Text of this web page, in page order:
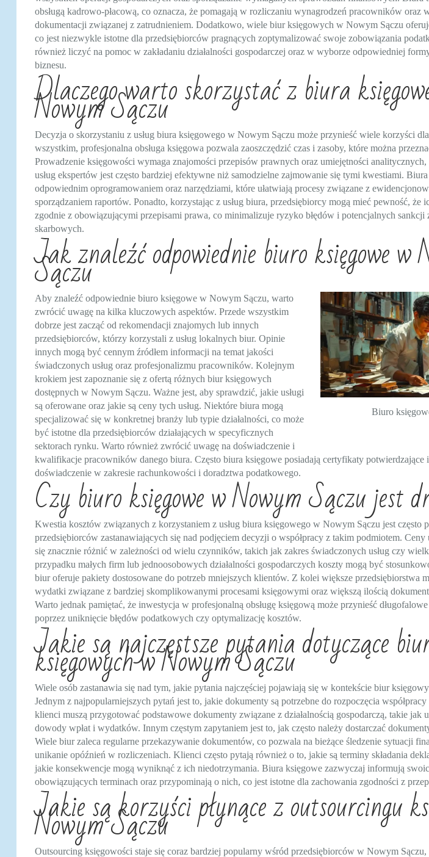
obsługą kadrowo-płacową, co oznacza, że pomagają w rozliczaniu wynagrodzeń pracowników oraz
dokumentacji związanej z zatrudnieniem. Dodatkowo, wiele biur księgowych w Nowym Sączu
co jest niezwykle istotne dla przedsiębiorców pragnących zoptymalizować swoje zobowiązania
również liczyć na pomoc w zakładaniu działalności gospodarczej oraz w wyborze odpowiedniej
biznesu.
Dlaczego warto skorzystać z biura
Nowym Sączu
Decyzja o skorzystaniu z usług biura księgowego w Nowym Sączu może przynieść wiele korzyści
wszystkim, profesjonalna obsługa księgowa pozwala zaoszczędzić czas i zasoby, które można
Prowadzenie księgowości wymaga znajomości przepisów prawnych oraz umiejętności
usług ekspertów jest często bardziej efektywne niż samodzielne zajmowanie się tymi kwestiami.
odpowiednim oprogramowaniem oraz narzędziami, które ułatwiają procesy związane z
sporządzaniem raportów. Ponadto, korzystając z usług biura, przedsiębiorcy mogą mieć pewność, że
zgodnie z obowiązującymi przepisami prawa, co minimalizuje ryzyko błędów i potencjalnych sankcji
skarbowych.
Jak znaleźć odpowiednie biuro księgowe w
Sączu
Biuro
Aby znaleźć odpowiednie biuro księgowe w Nowym Sączu, warto
zwrócić uwagę na kilka kluczowych aspektów. Przede wszystkim
dobrze jest zacząć od rekomendacji znajomych lub innych
przedsiębiorców, którzy korzystali z usług lokalnych biur. Opinie
innych mogą być cennym źródłem informacji na temat jakości
świadczonych usług oraz profesjonalizmu pracowników. Kolejnym
krokiem jest zapoznanie się z ofertą różnych biur księgowych
dostępnych w Nowym Sączu. Ważne jest, aby sprawdzić, jakie usługi
są oferowane oraz jakie są ceny tych usług. Niektóre biura mogą
specjalizować się w konkretnej branży lub typie działalności, co może
być istotne dla przedsiębiorców działających w specyficznych
sektorach rynku. Warto również zwrócić uwagę na doświadczenie i
kwalifikacje pracowników danego biura. Często biura księgowe posiadają certyfikaty potwierdzające
doświadczenie w zakresie rachunkowości i doradztwa podatkowego.
Czy biuro księgowe w Nowym Sączu jest
Kwestia kosztów związanych z korzystaniem z usług biura księgowego w Nowym Sączu jest często
przedsiębiorców zastanawiających się nad podjęciem decyzji o współpracy z takim podmiotem. Ceny
się znacznie różnić w zależności od wielu czynników, takich jak zakres świadczonych usług czy
przypadku małych firm lub jednoosobowych działalności gospodarczych koszty mogą być
biur oferuje pakiety dostosowane do potrzeb mniejszych klientów. Z kolei większe przedsiębiorstwa
wydatki związane z bardziej skomplikowanymi procesami księgowymi oraz większą ilością
Warto jednak pamiętać, że inwestycja w profesjonalną obsługę księgową może przynieść
poprzez uniknięcie błędów podatkowych czy optymalizację kosztów.
Jakie są najczęstsze pytania dotyczące
księgowych w Nowym Sączu
Wiele osób zastanawia się nad tym, jakie pytania najczęściej pojawiają się w kontekście biur
Jednym z najpopularniejszych pytań jest to, jakie dokumenty są potrzebne do rozpoczęcia
klienci muszą przygotować podstawowe dokumenty związane z działalnością gospodarczą, takie jak
dowody wpłat i wydatków. Innym częstym zapytaniem jest to, jak często należy dostarczać
Wiele biur zaleca regularne przekazywanie dokumentów, co pozwala na bieżące śledzenie sytuacji
unikanie opóźnień w rozliczeniach. Klienci często pytają również o to, jakie są terminy składania
jakie konsekwencje mogą wyniknąć z ich niedotrzymania. Biura księgowe zazwyczaj informują
obowiązujących terminach oraz przypominają o nich, co jest istotne dla zachowania zgodności z
Jakie są korzyści płynące z outsourcingu
Nowym Sączu
Outsourcing księgowości staje się coraz bardziej popularny wśród przedsiębiorców w Nowym